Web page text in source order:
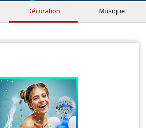
Décoration Musique